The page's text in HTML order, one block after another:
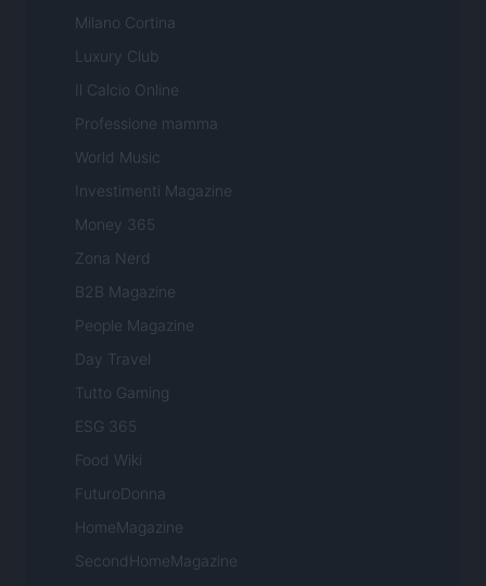
Milano Cortina
Luxury Club
Il Calcio Online
Professione mamma
World Music
Investimenti Magazine
Money 365
Zona Nerd
B2B Magazine
People Magazine
Day Travel
Tutto Gaming
ESG 365
Food Wiki
FuturoDonna
HomeMagazine
SecondHomeMagazine